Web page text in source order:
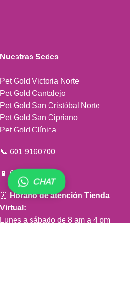
Nuestras Sedes
Pet Gold Victoria Norte
Pet Gold Cantalejo
Pet Gold San Cristóbal Norte
Pet Gold San Cipriano
Pet Gold Clínica
📞 601 9160700
📱 601 9160700
⏰ Horario de atención Tienda
Virtual:
Lunes a sábado de 8 am a 4 pm
CHAT